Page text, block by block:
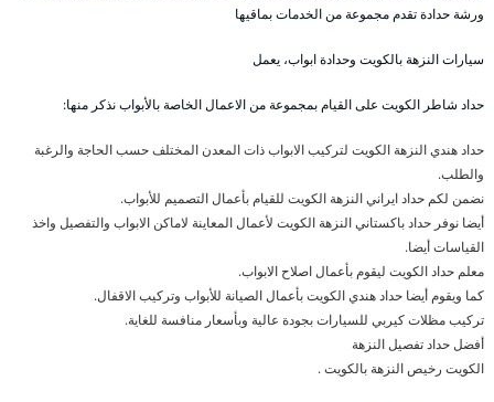
ورشة حدادة تقدم مجموعة من الخدمات بماقيها
سيارات النزهة بالكويت وحدادة ابواب، يعمل
حداد شاطر الكويت على القيام بمجموعة من الاعمال الخاصة بالأبواب نذكر منها:
حداد هندي النزهة الكويت لتركيب الابواب ذات المعدن المختلف حسب الحاجة والرغبة
والطلب.
نضمن لكم حداد ايراني النزهة الكويت للقيام بأعمال التصميم للأبواب.
أيضا نوفر حداد باكستاني النزهة الكويت لأعمال المعاينة لاماكن الابواب والتفصيل واخذ
القياسات أيضا.
معلم حداد الكويت ليقوم بأعمال اصلاح الابواب.
كما ويقوم أيضا حداد هندي الكويت بأعمال الصيانة للأبواب وتركيب الاقفال.
تركيب مظلات كيربي للسيارات بجودة عالية وبأسعار منافسة للغاية.
أفضل حداد تفصيل النزهة
الكويت رخيص النزهة بالكويت .